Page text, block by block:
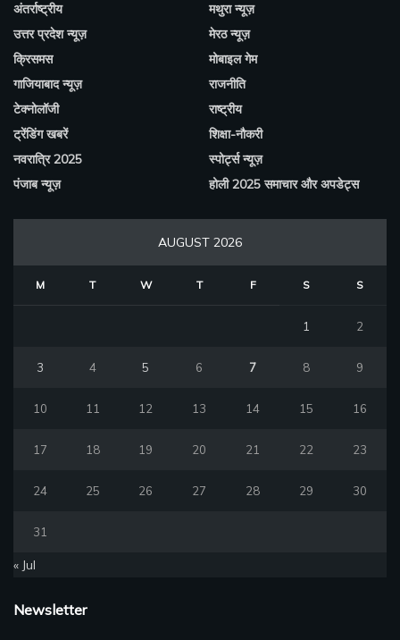
अंतर्राष्ट्रीय
उत्तर प्रदेश न्यूज़
क्रिसमस
गाजियाबाद न्यूज़
टेक्नोलॉजी
ट्रेंडिंग खबरें
नवरात्रि 2025
पंजाब न्यूज़
मथुरा न्यूज़
मेरठ न्यूज़
मोबाइल गेम
राजनीति
राष्ट्रीय
शिक्षा-नौकरी
स्पोर्ट्स न्यूज़
होली 2025 समाचार और अपडेट्स
AUGUST 2026
M T W T F S S
1 2
3 4 5 6 7 8 9
10 11 12 13 14 15 16
17 18 19 20 21 22 23
24 25 26 27 28 29 30
31
« Jul
Newsletter